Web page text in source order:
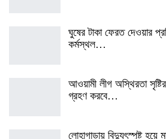
ঘুষের টাকা ফেরত দেওয়ার
কর্মস্থল…
আওয়ামী লীগ অস্থিরতা
গ্রহণ করবে…
লোহাগাড়ায় বিদ্যুৎস্পৃষ্ট হয়ে